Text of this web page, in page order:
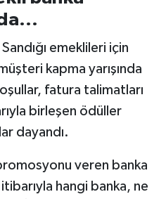
emeklileri için
kapma yarışında
fatura talimatları
birleşen ödüller
dayandı.
veren banka
hangi banka, ne